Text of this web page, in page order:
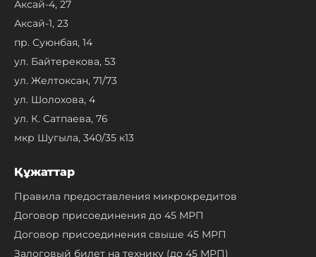
Аксай-4, 27
Аксай-1, 23
пр. Суюнбая, 14
ул. Байтерекова, 53
ул. Желтоксан, 71/73
ул. Шолохова, 4
ул. К. Сатпаева, 76
мкр Шугыла, 340/35 к13
Құжаттар
Правила предоставления микрокредитов
Договор присоединения до 45 МРП
Договор присоединения свыше 45 МРП
Залоговый билет на технику (до 45 МРП)